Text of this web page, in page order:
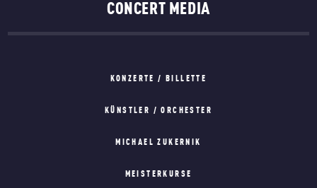
CONCERT MEDIA
KONZERTE / BILLETTE
KÜNSTLER / ORCHESTER
MICHAEL ZUKERNIK
MEISTERKURSE